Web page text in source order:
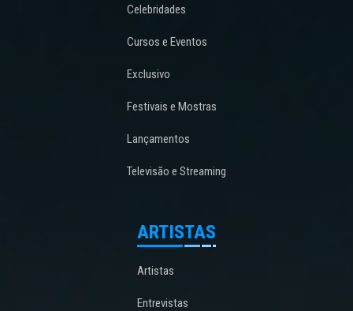
Celebridades
Cursos e Eventos
Exclusivo
Festivais e Mostras
Lançamentos
Televisão e Streaming
ARTISTAS
Artistas
Entrevistas